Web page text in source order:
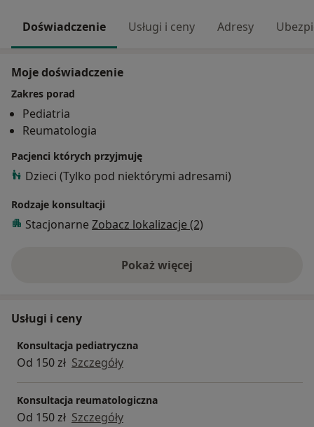
Doświadczenie Usługi i ceny Adresy
Moje doświadczenie
Zakres porad
Pediatria
Reumatologia
Pacjenci których przyjmuję
Dzieci (Tylko pod niektórymi adresami)
Rodzaje konsultacji
Stacjonarne Zobacz lokalizacje (2)
Pokaż więcejo doświadczeniu
Usługi i ceny
Konsultacja pediatryczna
Od 150 zł Szczegóły
Konsultacja reumatologiczna
Od 150 zł Szczegóły